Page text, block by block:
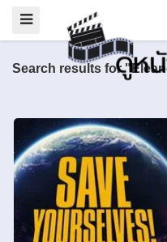
Search results for